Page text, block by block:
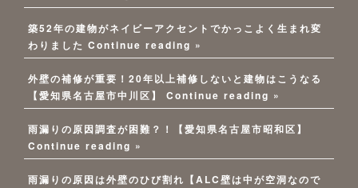
築52年の建物がネイビーアクセントでかっこよく生まれ変
わりました Continue reading »
外壁の補修が重要！20年以上補修しないと建物はこうなる
【愛知県名古屋市中川区】
Continue reading »
雨漏りの原因調査が困難？！【愛知県名古屋市昭和区】
Continue reading »
雨漏りの原因は外壁のひび割れ【ALC壁は中が空洞なので